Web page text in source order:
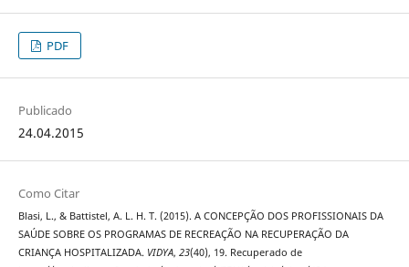
PDF
Publicado
24.04.2015
Como Citar
Blasi, L., & Battistel, A. L. H. T. (2015). A CONCEPÇÃO DOS PROFISSIONAIS DA
SAÚDE SOBRE OS PROGRAMAS DE RECREAÇÃO NA RECUPERAÇÃO DA
CRIANÇA HOSPITALIZADA. VIDYA, 23(40), 19. Recuperado de